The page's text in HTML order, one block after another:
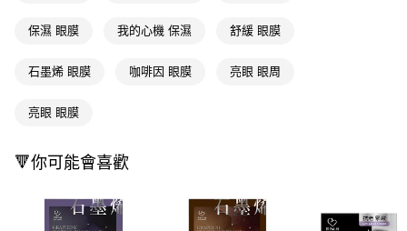
２．訂單成立數日內，您將收到繳費通知簡訊。
※ 請注意：結帳手續完成當下不需立刻繳費，但若您需要取消訂單，請聯絡
後付繳納相關費用。
客戶支援中心」https://netprotections.freshdesk.com/support/home
１．透過由恩沛科技股份有限公司提供之「AFTEE先享後付」服務完成之交
易，需依本服務之必要範圍內提供個人資料，並將交易相關給付款項請求債
每筆NT$65，滿NT$390(含以上)免運費
萊爾富取貨付款
每筆NT$65，滿NT$490(含以上)免運費
保濕 眼膜 我的心機 保濕 舒緩 眼膜
石墨烯 眼膜 咖啡因 眼膜 亮眼 眼周
亮眼 眼膜
🔻你可能會喜歡